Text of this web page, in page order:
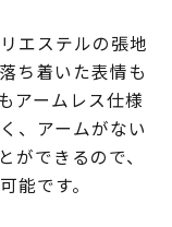
エステルの張地
ち着いた表情も
アームレス仕様
、アームがない
ができるので、
能です。